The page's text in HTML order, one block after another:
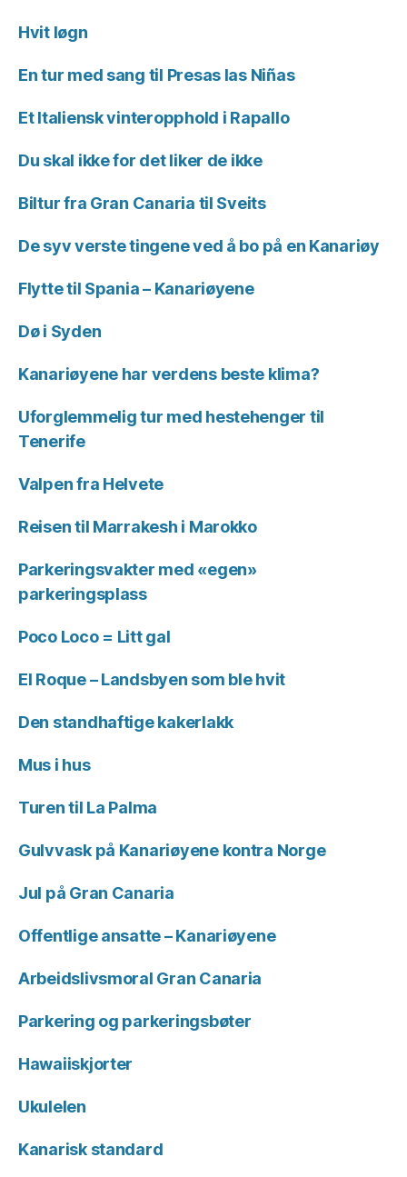
Hvit løgn
En tur med sang til Presas las Niñas
Et Italiensk vinteropphold i Rapallo
Du skal ikke for det liker de ikke
Biltur fra Gran Canaria til Sveits
De syv verste tingene ved å bo på en Kanariøy
Flytte til Spania – Kanariøyene
Dø i Syden
Kanariøyene har verdens beste klima?
Uforglemmelig tur med hestehenger til
Tenerife
Valpen fra Helvete
Reisen til Marrakesh i Marokko
Parkeringsvakter med «egen»
parkeringsplass
Poco Loco = Litt gal
El Roque – Landsbyen som ble hvit
Den standhaftige kakerlakk
Mus i hus
Turen til La Palma
Gulvvask på Kanariøyene kontra Norge
Jul på Gran Canaria
Offentlige ansatte – Kanariøyene
Arbeidslivsmoral Gran Canaria
Parkering og parkeringsbøter
Hawaiiskjorter
Ukulelen
Kanarisk standard